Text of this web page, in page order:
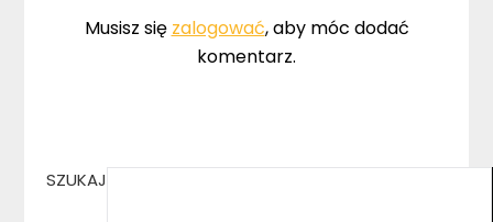
Musisz się zalogować, aby móc dodać
komentarz.
SZUKAJ